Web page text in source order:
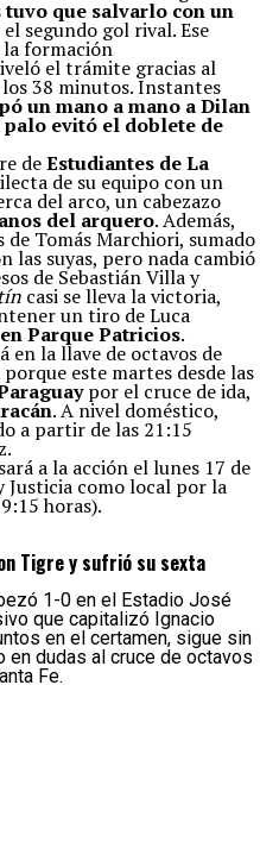
tuvo que salvarlo con un
segundo gol rival. Ese
formación
el trámite gracias al
los 38 minutos. Instantes
un mano a mano a Dilan
palo evitó el doblete de
deEstudiantes de La
de su equipo con un
del arco, un cabezazo
del arquero. Además,
Tomás Marchiori, sumado
las suyas, pero nada cambió
de Sebastián Villa y
casi se lleva la victoria,
un tiro de Luca
Parque Patricios.
en la llave de octavos de
porque este martes desde las
por el cruce de ida,
. A nivel doméstico,
a partir de las 21:15
a la acción el lunes 17 de
Justicia como local por la
horas).
Tigre y sufrió su sexta
1-0 en el Estadio José
que capitalizó Ignacio
en el certamen, sigue sin
dudas al cruce de octavos
Fe.